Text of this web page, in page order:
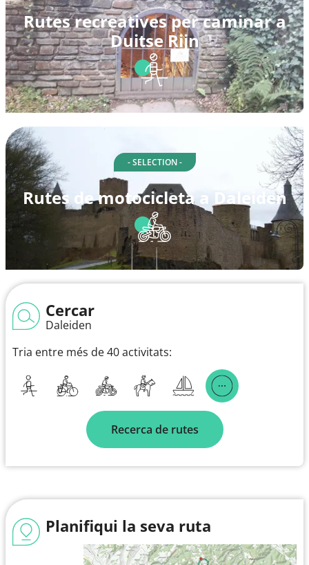
Rutes recreatives per caminar a
Duitse Rijn
- SELECTION -
Rutes de motocicleta a Daleiden
Cercar
Daleiden
Tria entre més de 40 activitats:
Recerca de rutes
Planifiqui la seva ruta